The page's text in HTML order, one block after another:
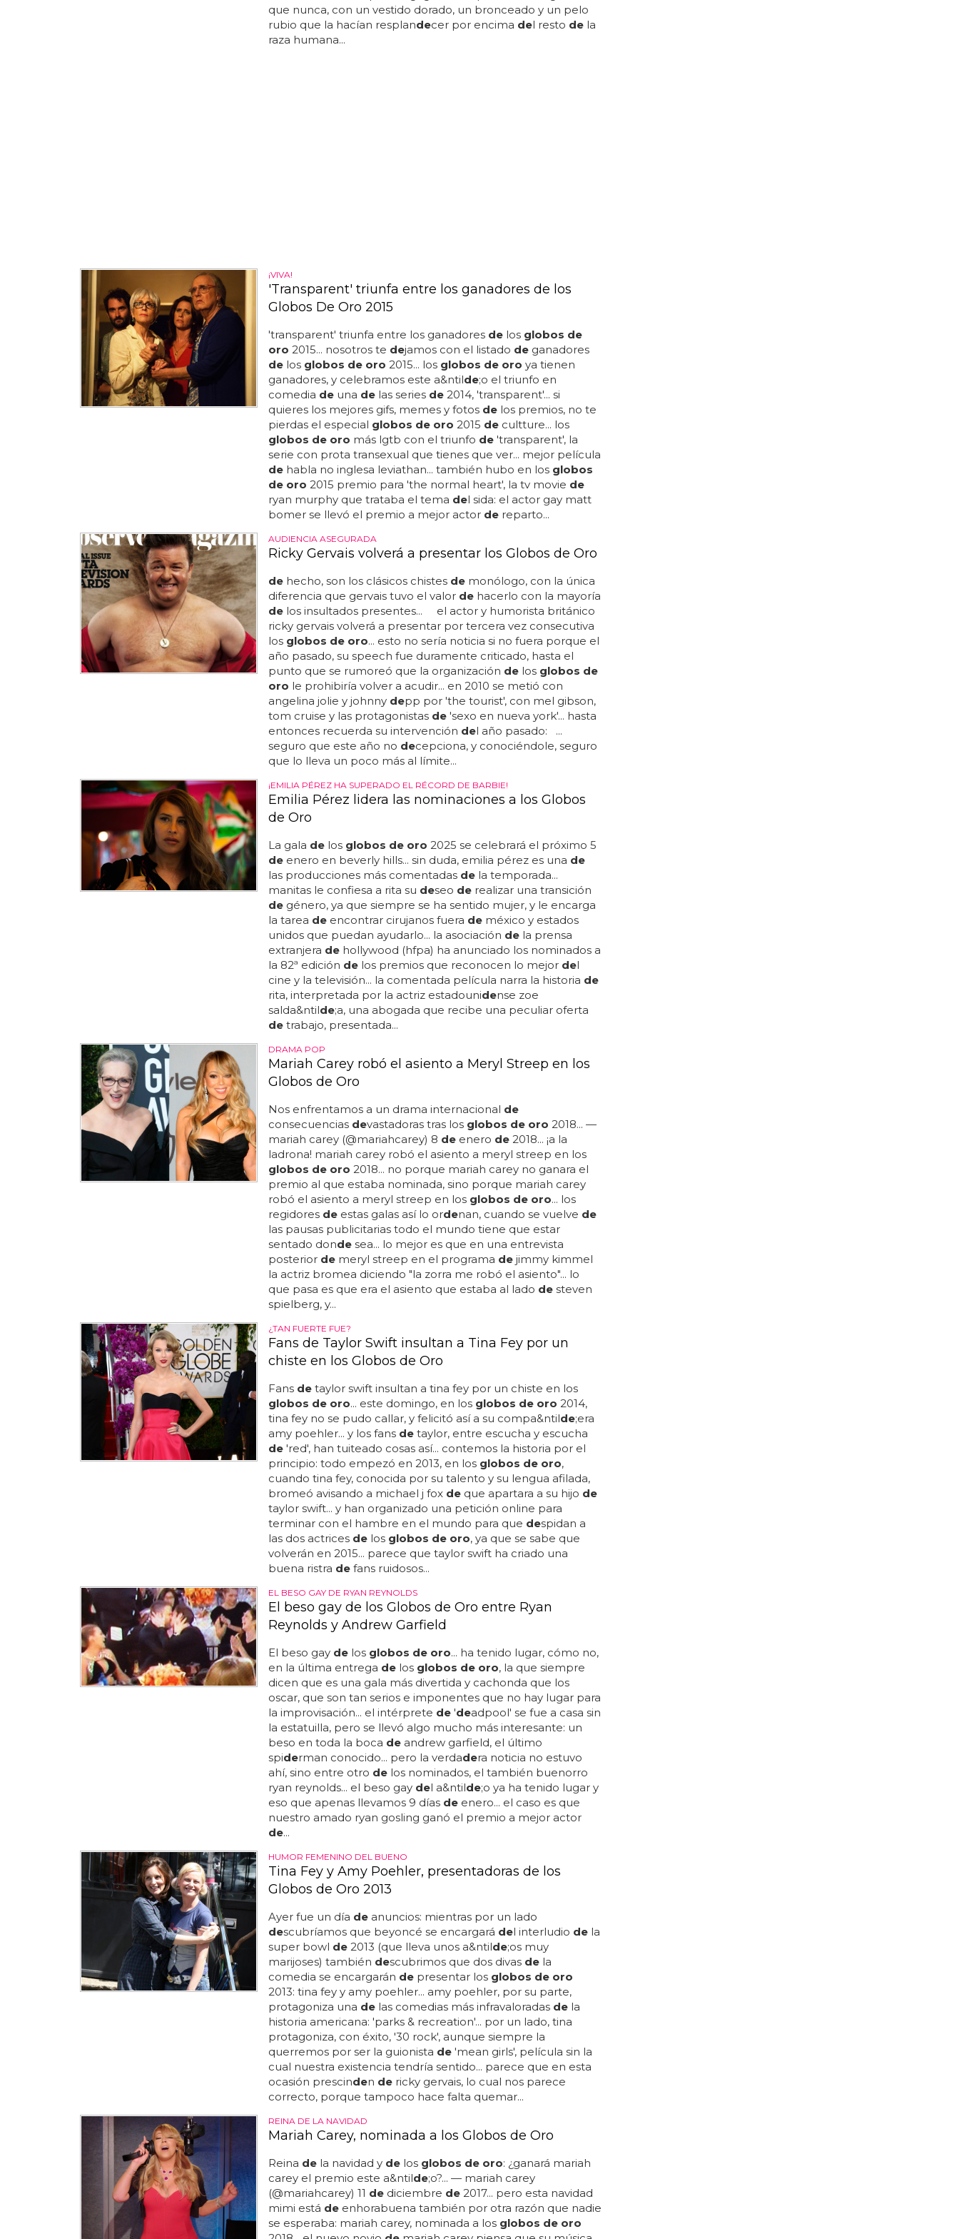
que nunca, con un vestido dorado, un bronceado y un pelo
rubio que la hacían resplandecer por encima del resto dela
raza humana...
¡VIVA!
'Transparent' triunfa entre los ganadores de los
Globos De Oro 2015
'transparent' triunfa entre los ganadores delos globos de
oro 2015... nosotros te dejamos con el listado deganadores
delos globos de oro 2015... los globos de oro ya tienen
ganadores, y celebramos este a&ntilde;o el triunfo en
comedia deuna delas series de2014, 'transparent'... si
quieres los mejores gifs, memes y fotos delos premios, no te
pierdas el especial globos de oro 2015 decultture... los
globos de oro más lgtb con el triunfo de'transparent', la
serie con prota transexual que tienes que ver... mejor película
dehabla no inglesa leviathan... también hubo en los globos
de oro 2015 premio para 'the normal heart', la tv movie de
ryan murphy que trataba el tema del sida: el actor gay matt
bomer se llevó el premio a mejor actor dereparto...
AUDIENCIA ASEGURADA
Ricky Gervais volverá a presentar los Globos de Oro
dehecho, son los clásicos chistes demonólogo, con la única
diferencia que gervais tuvo el valor dehacerlo con la mayoría
delos insultados presentes... el actor y humorista británico
ricky gervais volverá a presentar por tercera vez consecutiva
los globos de oro... esto no sería noticia si no fuera porque el
año pasado, su speech fue duramente criticado, hasta el
punto que se rumoreó que la organización delos globos de
oro le prohibiría volver a acudir... en 2010 se metió con
angelina jolie y johnny depp por 'the tourist', con mel gibson,
tom cruise y las protagonistas de'sexo en nueva york'... hasta
entonces recuerda su intervención del año pasado: ...
seguro que este año no decepciona, y conociéndole, seguro
que lo lleva un poco más al límite...
¡EMILIA PÉREZ HA SUPERADO EL RÉCORD DE BARBIE!
Emilia Pérez lidera las nominaciones a los Globos
de Oro
La gala delos globos de oro 2025 se celebrará el próximo 5
deenero en beverly hills... sin duda, emilia pérez es una de
las producciones más comentadas dela temporada...
manitas le confiesa a rita su deseo derealizar una transición
degénero, ya que siempre se ha sentido mujer, y le encarga
la tarea deencontrar cirujanos fuera deméxico y estados
unidos que puedan ayudarlo... la asociación dela prensa
extranjera dehollywood (hfpa) ha anunciado los nominados a
la 82ª edición delos premios que reconocen lo mejor del
cine y la televisión... la comentada película narra la historia de
rita, interpretada por la actriz estadounidense zoe
salda&ntilde;a, una abogada que recibe una peculiar oferta
detrabajo, presentada...
DRAMA POP
Mariah Carey robó el asiento a Meryl Streep en los
Globos de Oro
Nos enfrentamos a un drama internacional de
consecuencias devastadoras tras los globos de oro 2018... —
mariah carey (@mariahcarey) 8 deenero de2018... ¡a la
ladrona! mariah carey robó el asiento a meryl streep en los
globos de oro 2018... no porque mariah carey no ganara el
premio al que estaba nominada, sino porque mariah carey
robó el asiento a meryl streep en los globos de oro... los
regidores deestas galas así lo ordenan, cuando se vuelve de
las pausas publicitarias todo el mundo tiene que estar
sentado dondesea... lo mejor es que en una entrevista
posterior demeryl streep en el programa dejimmy kimmel
la actriz bromea diciendo "la zorra me robó el asiento"... lo
que pasa es que era el asiento que estaba al lado desteven
spielberg, y...
¿TAN FUERTE FUE?
Fans de Taylor Swift insultan a Tina Fey por un
chiste en los Globos de Oro
Fans detaylor swift insultan a tina fey por un chiste en los
globos de oro... este domingo, en los globos de oro 2014,
tina fey no se pudo callar, y felicitó así a su compa&ntilde;era
amy poehler... y los fans detaylor, entre escucha y escucha
de'red', han tuiteado cosas así... contemos la historia por el
principio: todo empezó en 2013, en los globos de oro,
cuando tina fey, conocida por su talento y su lengua afilada,
bromeó avisando a michael j fox deque apartara a su hijo de
taylor swift... y han organizado una petición online para
terminar con el hambre en el mundo para que despidan a
las dos actrices delos globos de oro, ya que se sabe que
volverán en 2015... parece que taylor swift ha criado una
buena ristra defans ruidosos...
EL BESO GAY DE RYAN REYNOLDS
El beso gay de los Globos de Oro entre Ryan
Reynolds y Andrew Garfield
El beso gay delos globos de oro... ha tenido lugar, cómo no,
en la última entrega delos globos de oro, la que siempre
dicen que es una gala más divertida y cachonda que los
oscar, que son tan serios e imponentes que no hay lugar para
la improvisación... el intérprete de'deadpool' se fue a casa sin
la estatuilla, pero se llevó algo mucho más interesante: un
beso en toda la boca deandrew garfield, el último
spiderman conocido... pero la verdadera noticia no estuvo
ahí, sino entre otro delos nominados, el también buenorro
ryan reynolds... el beso gay del a&ntilde;o ya ha tenido lugar y
eso que apenas llevamos 9 días deenero... el caso es que
nuestro amado ryan gosling ganó el premio a mejor actor
de...
HUMOR FEMENINO DEL BUENO
Tina Fey y Amy Poehler, presentadoras de los
Globos de Oro 2013
Ayer fue un día deanuncios: mientras por un lado
descubríamos que beyoncé se encargará del interludio dela
super bowl de2013 (que lleva unos a&ntilde;os muy
marijoses) también descubrimos que dos divas dela
comedia se encargarán depresentar los globos de oro
2013: tina fey y amy poehler... amy poehler, por su parte,
protagoniza una delas comedias más infravaloradas dela
historia americana: 'parks & recreation'... por un lado, tina
protagoniza, con éxito, '30 rock', aunque siempre la
querremos por ser la guionista de'mean girls', película sin la
cual nuestra existencia tendría sentido... parece que en esta
ocasión prescinden dericky gervais, lo cual nos parece
correcto, porque tampoco hace falta quemar...
REINA DE LA NAVIDAD
Mariah Carey, nominada a los Globos de Oro
Reina dela navidad y delos globos de oro: ¿ganará mariah
carey el premio este a&ntilde;o?... — mariah carey
(@mariahcarey) 11 dediciembre de2017... pero esta navidad
mimi está deenhorabuena también por otra razón que nadie
se esperaba: mariah carey, nominada a los globos de oro